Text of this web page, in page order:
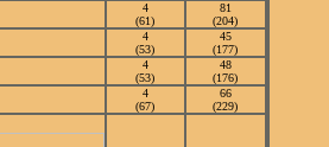
4
(61)
81
(204)
4
(53)
45
(177)
4
(53)
48
(176)
4
(67)
66
(229)